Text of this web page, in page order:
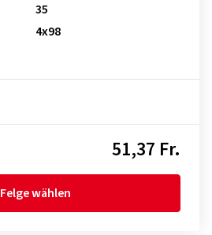
35
4x98
51,37 Fr.
Felge wählen